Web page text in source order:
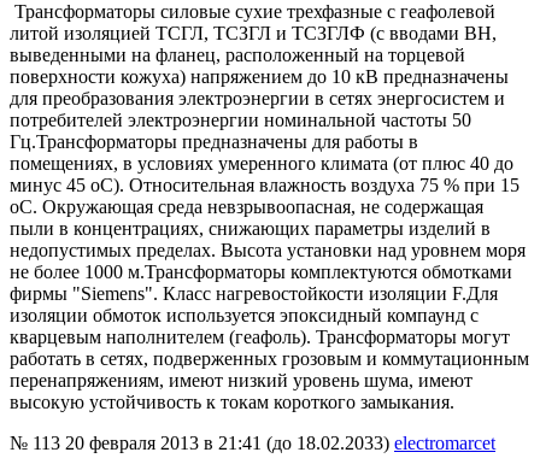
Трансформаторы силовые сухие трехфазные с геафолевой
литой изоляцией ТСГЛ, ТСЗГЛ и ТСЗГЛФ (с вводами ВН,
выведенными на фланец, расположенный на торце­вой
поверхности кожуха) напряжением до 10 кВ предназначены
для преобразо­вания электроэнергии в сетях энергосистем и
потребителей электроэнергии номинальной частоты 50
Гц.Трансформаторы предназначены для работы в
помещениях, в условиях умеренного климата (от плюс 40 до
минус 45 оС). Относительная влажность воздуха 75 % при 15
оС. Окружающая среда невзрывоопасная, не содержащая
пыли в концентрациях, снижающих параметры изделий в
недопустимых пределах. Высота установки над уровнем моря
не более 1000 м.Трансформаторы комплектуются обмотками
фирмы "Siemens". Класс нагревостойкости изоляции F.Для
изоляции обмоток используется эпоксидный компаунд с
кварцевым наполнителем (геафоль). Трансформаторы могут
работать в сетях, подверженных грозовым и комму­тационным
перенапряжениям, имеют низкий уровень шума, имеют
высокую устойчивость к токам короткого замыкания.
№ 113 20 февраля 2013 в 21:41 (до 18.02.2033) electromarcet